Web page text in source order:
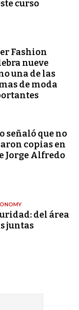
curso
Fashion
nueve
una de las
de moda
señaló que no
copias en
Jorge Alfredo
del área
juntas